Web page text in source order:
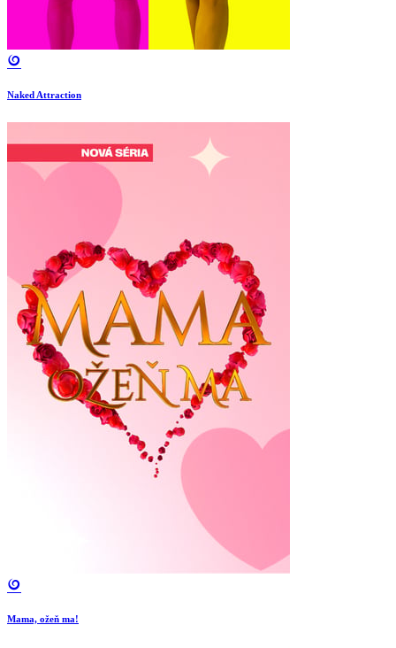
Naked Attraction
Mama, ožeň ma!